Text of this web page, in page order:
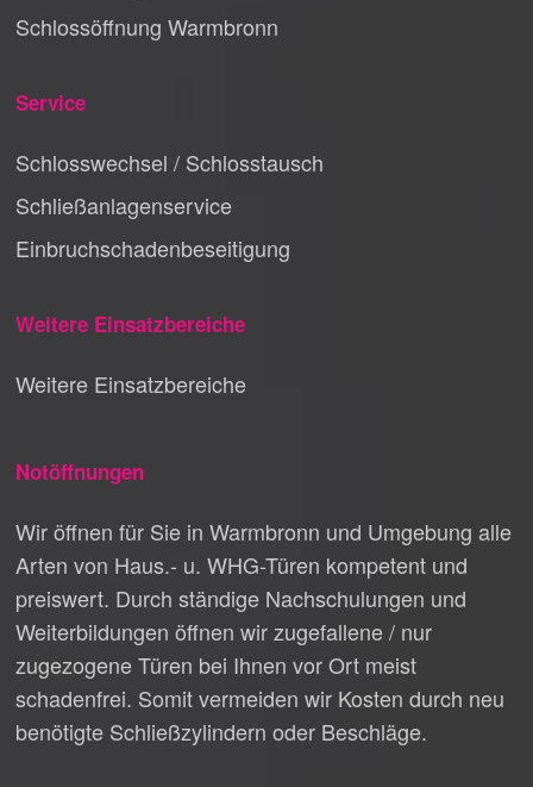
Schlossöffnung Warmbronn
Service
Schlosswechsel / Schlosstausch
Schließanlagenservice
Einbruchschadenbeseitigung
Weitere Einsatzbereiche
Weitere Einsatzbereiche
Notöffnungen
Wir öffnen für Sie in Warmbronn und Umgebung alle
Arten von Haus.- u. WHG-Türen kompetent und
preiswert. Durch ständige Nachschulungen und
Weiterbildungen öffnen wir zugefallene / nur
zugezogene Türen bei Ihnen vor Ort meist
schadenfrei. Somit vermeiden wir Kosten durch neu
benötigte Schließzylindern oder Beschläge.